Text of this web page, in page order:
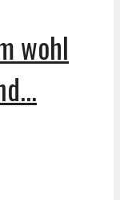
wohl